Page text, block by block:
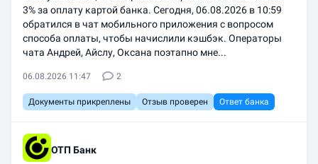
3% за оплату картой банка. Сегодня, 06.08.2026 в 10:59
обратился в чат мобильного приложения с вопросом
способа оплаты, чтобы начислили кэшбэк. Операторы
чата Андрей, Айслу, Оксана поэтапно мне...
06.08.2026 11:47 2
Документы прикреплены Отзыв проверен Ответ банка
ОТП Банк